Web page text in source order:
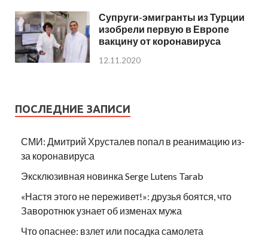
Супруги-эмигранты из Турции
изобрели первую в Европе
вакцину от коронавируса
12.11.2020
ПОСЛЕДНИЕ ЗАПИСИ
СМИ: Дмитрий Хрусталев попал в реанимацию из-
за коронавируса
Эксклюзивная новинка Serge Lutens Tarab
«Настя этого не переживет!»: друзья боятся, что
Заворотнюк узнает об изменах мужа
Что опаснее: взлет или посадка самолета